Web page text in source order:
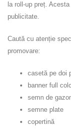
la roll-up preț.
publicitate.
Caută cu atenție
promovare:
casetă pe doi
banner full
semn de
semne plate
copertină